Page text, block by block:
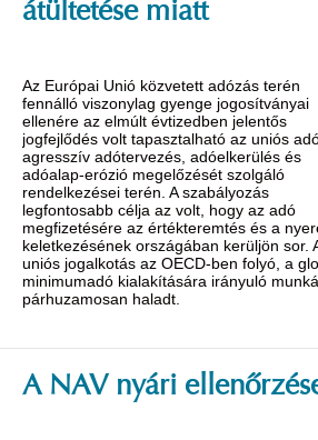
átültetése miatt
Az Európai Unió közvetett adózás terén
fennálló viszonylag gyenge jogosítványai
ellenére az elmúlt évtizedben jelentős
jogfejlődés volt tapasztalható az uniós
agresszív adótervezés, adóelkerülés és
adóalap-erózió megelőzését szolgáló
rendelkezései terén. A szabályozás
legfontosabb célja az volt, hogy az adó
megfizetésére az értékteremtés és a
keletkezésének országában kerüljön sor.
uniós jogalkotás az OECD-ben folyó, a
minimumadó kialakítására irányuló
párhuzamosan haladt.
A NAV nyári